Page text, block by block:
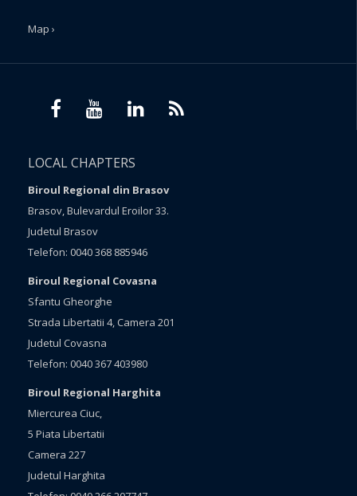
Map ›
LOCAL CHAPTERS
Biroul Regional din Brasov
Brasov, Bulevardul Eroilor 33.
Judetul Brasov
Telefon: 0040 368 885946
Biroul Regional Covasna
Sfantu Gheorghe
Strada Libertatii 4, Camera 201
Judetul Covasna
Telefon: 0040 367 403980
Biroul Regional Harghita
Miercurea Ciuc,
5 Piata Libertatii
Camera 227
Judetul Harghita